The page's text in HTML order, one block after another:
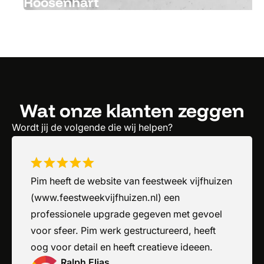
Wat onze klanten zeggen
Wordt jij de volgende die wij helpen?
Pim heeft de website van feestweek vijfhuizen
(www.feestweekvijfhuizen.nl) een
professionele upgrade gegeven met gevoel
voor sfeer. Pim werk gestructureerd, heeft
oog voor detail en heeft creatieve ideeen.